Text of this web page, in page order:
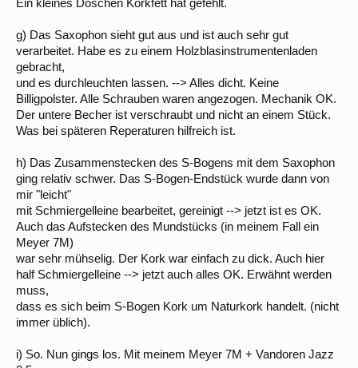
Ein kleines Döschen Korkfett hat gefehlt.
g) Das Saxophon sieht gut aus und ist auch sehr gut
verarbeitet. Habe es zu einem Holzblasinstrumentenladen
gebracht,
und es durchleuchten lassen. --> Alles dicht. Keine
Billigpolster. Alle Schrauben waren angezogen. Mechanik OK.
Der untere Becher ist verschraubt und nicht an einem Stück.
Was bei späteren Reperaturen hilfreich ist.
h) Das Zusammenstecken des S-Bogens mit dem Saxophon
ging relativ schwer. Das S-Bogen-Endstück wurde dann von
mir "leicht"
mit Schmiergelleine bearbeitet, gereinigt --> jetzt ist es OK.
Auch das Aufstecken des Mundstücks (in meinem Fall ein
Meyer 7M)
war sehr mühselig. Der Kork war einfach zu dick. Auch hier
half Schmiergelleine --> jetzt auch alles OK. Erwähnt werden
muss,
dass es sich beim S-Bogen Kork um Naturkork handelt. (nicht
immer üblich).
i) So. Nun gings los. Mit meinem Meyer 7M + Vandoren Jazz